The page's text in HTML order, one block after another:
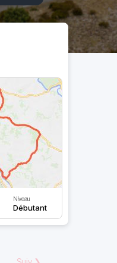
Niveau
Débutant